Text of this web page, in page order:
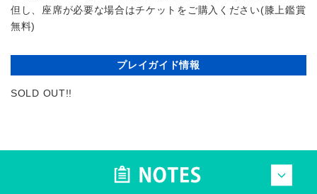
但し、座席が必要な場合はチケットをご購入ください(膝上鑑賞
無料)
プレイガイド情報
SOLD OUT!!